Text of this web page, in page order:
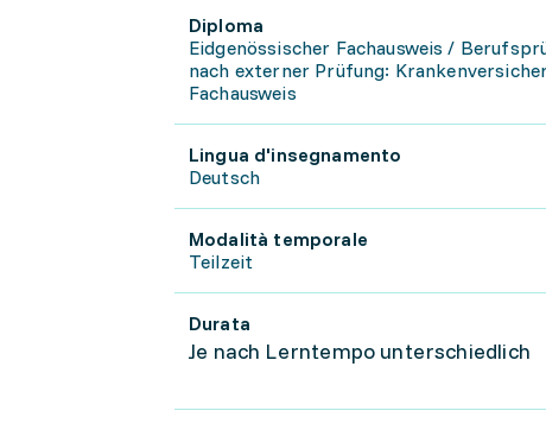
Diploma
Eidgenössischer Fachausweis /
nach externer Prüfung:
Fachausweis
Lingua d'insegnamento
Deutsch
Modalità temporale
Teilzeit
Durata
Je nach Lerntempo unterschiedlich